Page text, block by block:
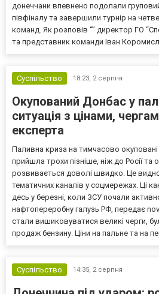
донеччани впевнено подолали
півфіналу та завершили турнір на
команд. Як розповів “” директор ГО
та представник команди Іван
Суспільство 18:23, 2 серпня
Окупований Донбас у
ситуація з цінами,
експерта
Паливна криза на тимчасово
прийшла трохи пізніше, ніж до Росії
розвивається доволі швидко. Це
тематичних каналів у соцмережах. Ці
десь у березні, коли ЗСУ почали
нафтопереробну галузь РФ, передає
стали вишиковуватися великі черги,
продаж бензину. Ціни на пальне та на
Суспільство 14:35, 2 серпня